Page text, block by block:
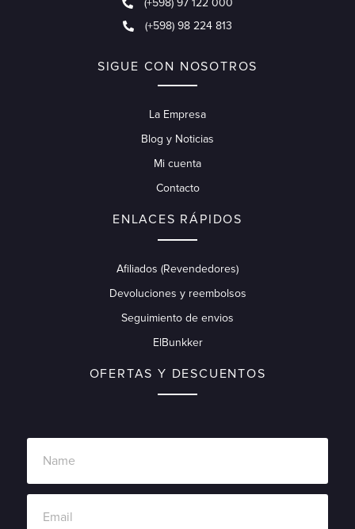
(+598) 97 122 000
(+598) 98 224 813
SIGUE CON NOSOTROS
La Empresa
Blog y Noticias
Mi cuenta
Contacto
ENLACES RÁPIDOS
Afiliados (Revendedores)
Devoluciones y reembolsos
Seguimiento de envios
ElBunkker
OFERTAS Y DESCUENTOS